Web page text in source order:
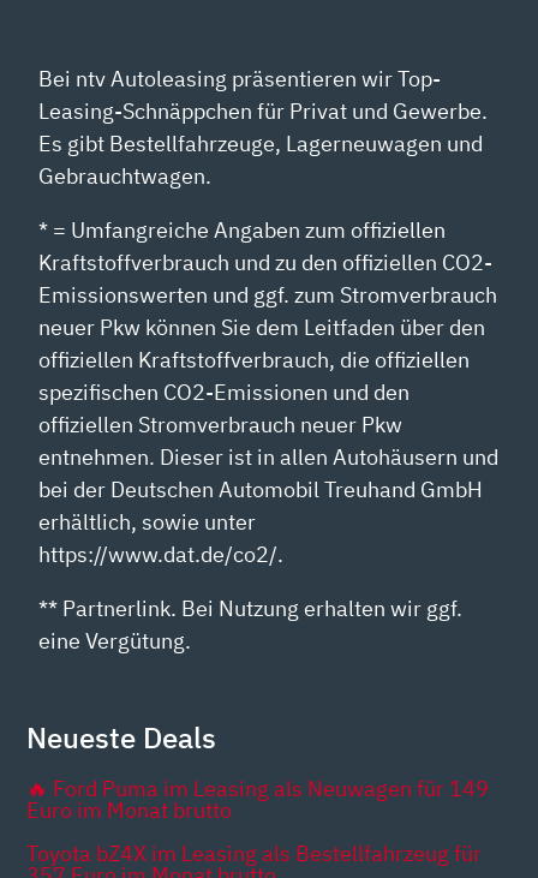
Bei ntv Autoleasing präsentieren wir Top-
Leasing-Schnäppchen für Privat und Gewerbe.
Es gibt Bestellfahrzeuge, Lagerneuwagen und
Gebrauchtwagen.
* = Umfangreiche Angaben zum offiziellen
Kraftstoffverbrauch und zu den offiziellen CO2-
Emissionswerten und ggf. zum Stromverbrauch
neuer Pkw können Sie dem Leitfaden über den
offiziellen Kraftstoffverbrauch, die offiziellen
spezifischen CO2-Emissionen und den
offiziellen Stromverbrauch neuer Pkw
entnehmen. Dieser ist in allen Autohäusern und
bei der Deutschen Automobil Treuhand GmbH
erhältlich, sowie unter
https://www.dat.de/co2/.
** Partnerlink. Bei Nutzung erhalten wir ggf.
eine Vergütung.
Neueste Deals
🔥 Ford Puma im Leasing als Neuwagen für 149
Euro im Monat brutto
Toyota bZ4X im Leasing als Bestellfahrzeug für